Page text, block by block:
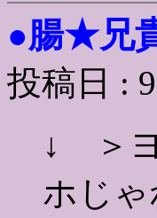
●腸★兄
投稿日 :
↓ ＞
ホじ